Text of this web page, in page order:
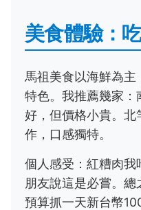
美食體驗：
馬祖美食以海鮮為
特色。我推薦幾家
好，但價格小貴。北
作，口感獨特。
個人感受：紅糟肉我
朋友說這是必嘗。總
預算抓一天新台幣